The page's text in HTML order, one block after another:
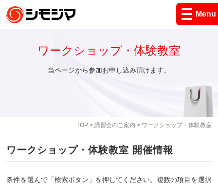
Menu
TOP> 講習会のご案内 > ワークショップ・体験教室
ワークショップ・体験教室
当ページから参加お申し込み頂けます。
ワークショップ・体験教室 開催情報
条件を選んで「検索ボタン」を押してください。複数の項目を選択